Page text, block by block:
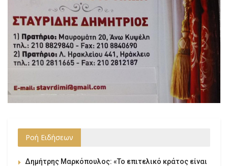
Ροή Ειδήσεων
Δημήτρης Μαρκόπουλος: «Το επιτελικό κράτος είναι